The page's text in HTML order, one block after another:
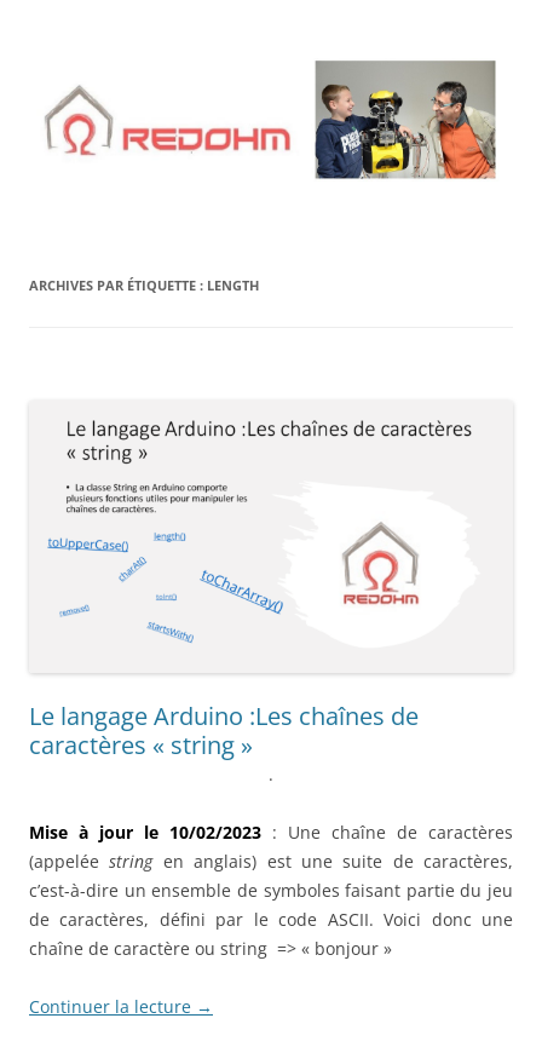
ARCHIVES PAR ÉTIQUETTE : LENGTH
Le langage Arduino :Les chaînes de
caractères « string »
.
Mise à jour le 10/02/2023 : Une chaîne de caractères
(appeléestringen anglais) est une suite de caractères,
c’est-à-dire un ensemble de symboles faisant partie du jeu
de caractères, défini par le code ASCII. Voici donc une
chaîne de caractère ou string => « bonjour »
Continuer la lecture →